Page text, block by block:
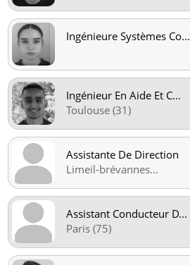
Ingénieure Systèmes Co...
Ingénieur En Aide Et C...
Toulouse (31)
Assistante De Direction
Limeil-brévannes...
Assistant Conducteur D...
Paris (75)